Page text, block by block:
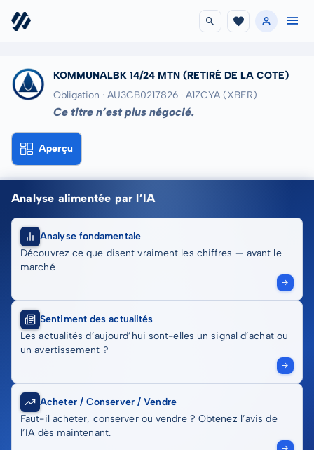
KOMMUNALBK 14/24 MTN (RETIRÉ DE LA COTE)
Obligation · AU3CB0217826 · A1ZCYA (XBER)
Ce titre n’est plus négocié.
Aperçu
Analyse alimentée par l’IA
Analyse fondamentale
Découvrez ce que disent vraiment les chiffres — avant le
marché
Sentiment des actualités
Les actualités d’aujourd’hui sont-elles un signal d’achat ou
un avertissement ?
Acheter / Conserver / Vendre
Faut-il acheter, conserver ou vendre ? Obtenez l’avis de
l’IA dès maintenant.